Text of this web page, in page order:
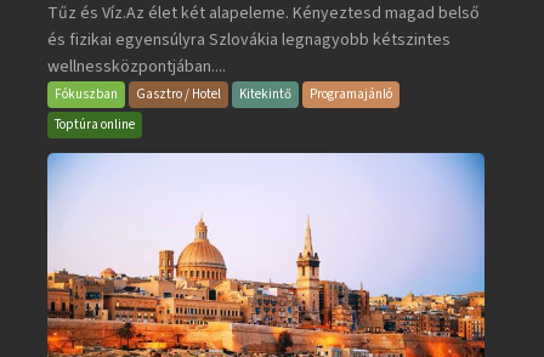
Poprad
·
Wellness
és
Gyógyfürdő
Tűz és Víz.Az élet két alapeleme. Kényeztesd magad belső
és fizikai egyensúlyra Szlovákia legnagyobb kétszintes
wellnessközpontjában....
Fókuszban Gasztro / Hotel Kitekintő
Programajánló
Toptúra online